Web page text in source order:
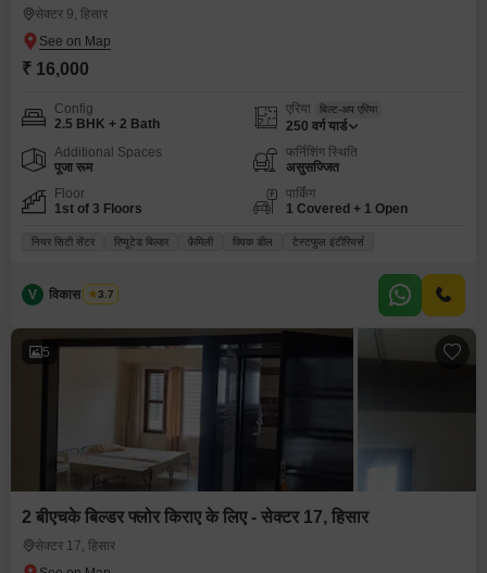
सेक्टर 9, हिसार
₹ 16,000
Config
2.5 BHK + 2 Bath
एरिया बिल्ट-अप एरिया
250 वर्ग यार्ड
Additional Spaces
पूजा रूम
फर्निशिंग स्थिति
असुसज्जित
Floor
1st of 3 Floors
पार्किंग
1 Covered + 1 Open
नियर सिटी सेंटर रिप्यूटेड बिल्डर फ़ैमिली क्विक डील टेस्टफुल इंटीरियर्स
V विकास भारद्वाज
3.7
5
2 बीएचके बिल्डर फ्लोर किराए के लिए - सेक्टर 17, हिसार
सेक्टर 17, हिसार